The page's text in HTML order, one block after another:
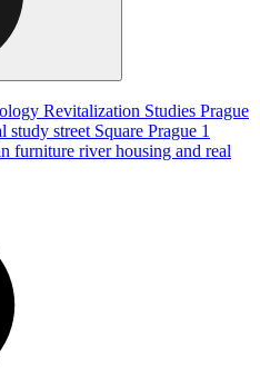
Revitalization Studies Prague
study street Square Prague 1
furniture riverhousing and real